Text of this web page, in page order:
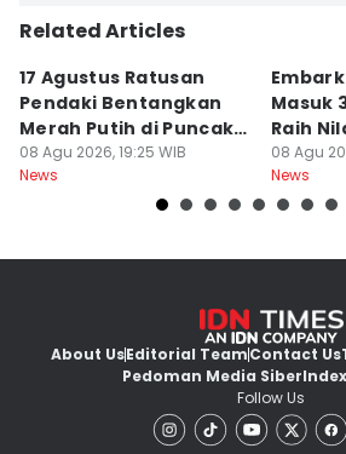
Related Articles
17 Agustus Ratusan
Pendaki Bentangkan
Merah Putih di Puncak
Dempo
08 Agu 2026, 19:25 WIB
News
Masuk
Raih
86,65
08 Agu
News
About UsEditorial TeamContact Us
Pedoman Media Siber
Follow Us